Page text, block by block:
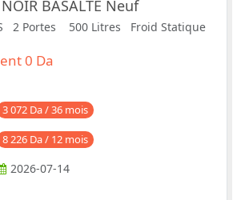
BASALTE Neuf
2 Portes 500 Litres Froid Statique
0 Da
3 072 Da / 36 mois
8 226 Da / 12 mois
2026-07-14